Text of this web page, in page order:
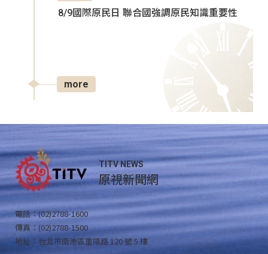
8/9國際原民日 聯合國強調原民知識重要性
more
TITV NEWS
原視新聞網
電話：(02)2788-1600
傳真：(02)2788-1500
地址：台北市南港區重陽路 120 號 5 樓